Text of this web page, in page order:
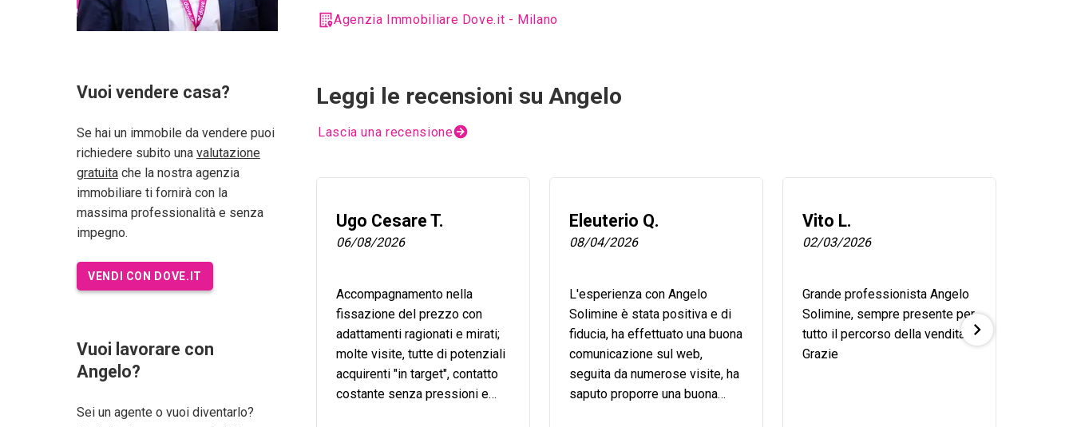
Agenzia Immobiliare Dove.it - Milano
Vuoi vendere casa?
Se hai un immobile da vendere puoi
richiedere subito una valutazione
gratuita che la nostra agenzia
immobiliare ti fornirà con la
massima professionalità e senza
impegno.
VENDI CON DOVE.IT
Vuoi lavorare con
Angelo?
Sei un agente o vuoi diventarlo?
Leggi le recensioni su Angelo
Lascia una recensione
Ugo Cesare T.
06/08/2026
Accompagnamento nella
fissazione del prezzo con
adattamenti ragionati e mirati;
molte visite, tutte di potenziali
acquirenti "in target", contatto
costante senza pressioni e
Eleuterio Q.
08/04/2026
L'esperienza con Angelo
Solimine è stata positiva e di
fiducia, ha effettuato una buona
comunicazione sul web,
seguita da numerose visite, ha
saputo proporre una buona
Vito L.
02/03/2026
Grande professionista Angelo
Solimine, sempre presente per
tutto il percorso della vendita.
Grazie